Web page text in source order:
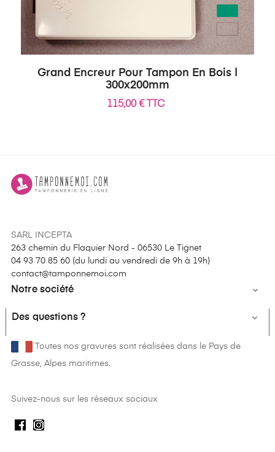
Grand Encreur Pour Tampon En Bois |
300x200mm
115,00 € TTC
SARL INCEPTA
263 chemin du Flaquier Nord - 06530 Le Tignet
04 93 70 85 60 (du lundi au vendredi de 9h à 19h)
contact@tamponnemoi.com
Notre société 
Des questions ? 
Toutes nos gravures sont réalisées dans le Pays de
Grasse, Alpes maritimes.
Suivez-nous sur les réseaux sociaux